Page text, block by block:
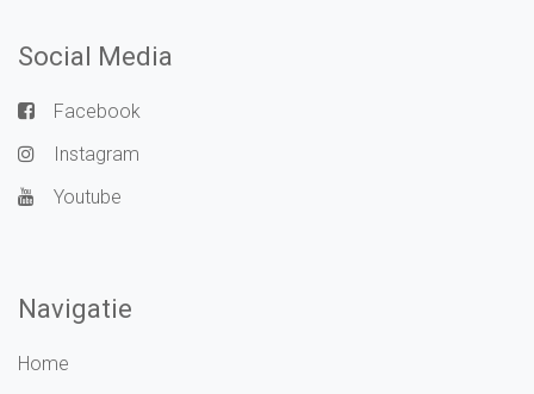
Social Media
Facebook
Instagram
Youtube
Navigatie
Home